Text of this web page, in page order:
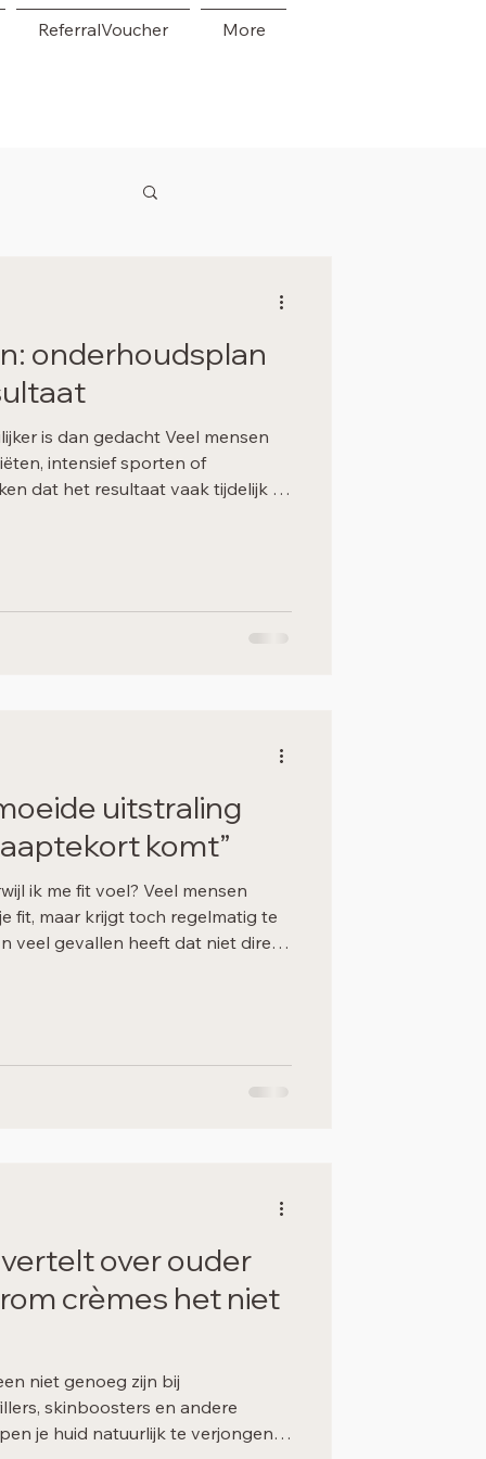
ReferralVoucher More
onderhoudsplan
is dan gedacht Veel mensen
intensief sporten of
dat het resultaat vaak tijdelijk is.
verandering, met aandacht
uitstraling
komt”
ik me fit voel? Veel mensen
fit, maar krijgt toch regelmatig te
veel gevallen heeft dat niet direct
of fijn
over ouder
crèmes het niet
niet genoeg zijn bij
skinboosters en andere
je huid natuurlijk te verjongen.